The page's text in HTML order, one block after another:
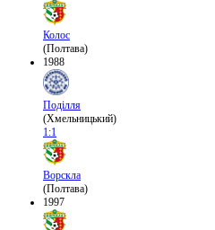
Колос
(Полтава)
1988
Поділля
(Хмельницький)
1:1
Ворскла
(Полтава)
1997